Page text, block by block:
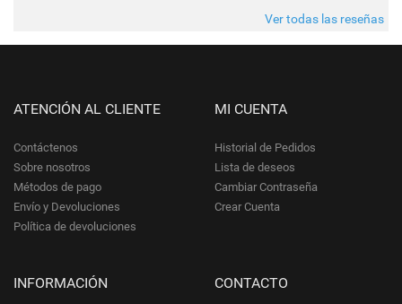
Ver todas las reseñas
ATENCIÓN AL CLIENTE
Contáctenos
Sobre nosotros
Métodos de pago
Envío y Devoluciones
Política de devoluciones
MI CUENTA
Historial de Pedidos
Lista de deseos
Cambiar Contraseña
Crear Cuenta
INFORMACIÓN CONTACTO